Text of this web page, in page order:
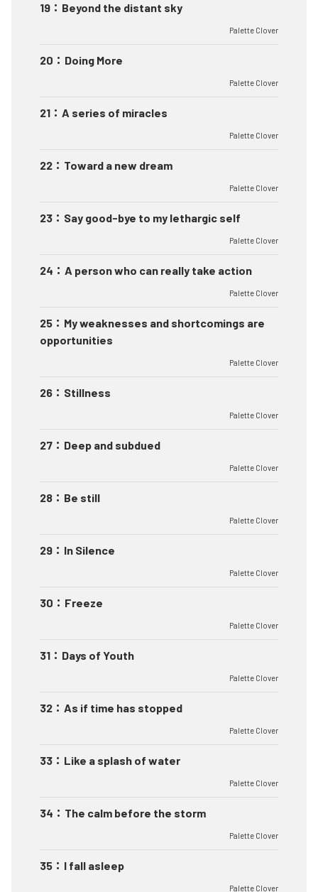
19 ： Beyond the distant sky
Palette Clover
20 ： Doing More
Palette Clover
21 ： A series of miracles
Palette Clover
22 ： Toward a new dream
Palette Clover
23 ： Say good-bye to my lethargic self
Palette Clover
24 ： A person who can really take action
Palette Clover
25 ： My weaknesses and shortcomings are
opportunities
Palette Clover
26 ： Stillness
Palette Clover
27 ： Deep and subdued
Palette Clover
28 ： Be still
Palette Clover
29 ： In Silence
Palette Clover
30 ： Freeze
Palette Clover
31 ： Days of Youth
Palette Clover
32 ： As if time has stopped
Palette Clover
33 ： Like a splash of water
Palette Clover
34 ： The calm before the storm
Palette Clover
35 ： I fall asleep
Palette Clover